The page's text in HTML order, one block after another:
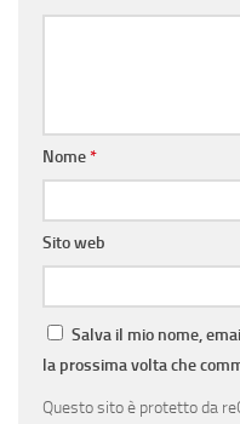
Nome*
Sito web
Salva il mio nome,
la prossima volta che
Questo sito è protetto da